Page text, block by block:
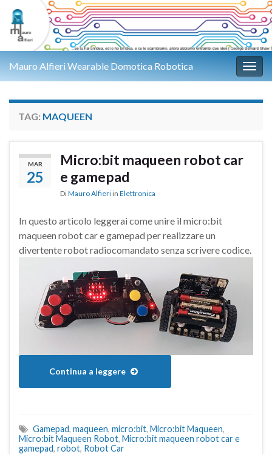
Mauro Alfieri Wearable Domotica Robotica
TAG: MAQUEEN
MAR
25
Micro:bit maqueen robot car
e gamepad
DiMauro Alfieri in Elettronica
In questo articolo leggerai come unire il micro:bit
maqueen robot car e gamepad per realizzare un
divertente robot radiocomandato senza scrivere codice.
Continua a leggere
Gamepad, maqueen, micro:bit, Micro:bit Maqueen,
Micro:bit Maqueen Robot, Micro:bit maqueen robot car e
gamepad, robot, Robot Car